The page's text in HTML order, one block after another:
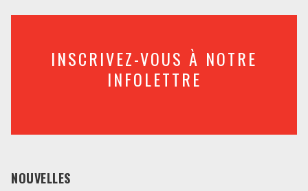
INSCRIVEZ-VOUS À NOTRE
INFOLETTRE
NOUVELLES